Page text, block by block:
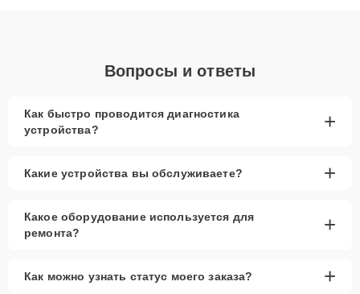
Вопросы и ответы
Как быстро проводится диагностика
устройства?
+
Какие устройства вы обслуживаете? +
Какое оборудование используется для
ремонта?
+
Как можно узнать статус моего заказа? +